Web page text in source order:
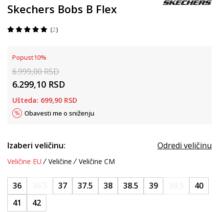
Skechers Bobs B Flex
2
Popust10%
6.999,00RSD
6.299,10 RSD
Ušteda: 699,90 RSD
Obavesti me o sniženju
Izaberi veličinu: Odredi veličinu
Veličine EU Veličine Veličine CM
36 37 37.5 38 38.5 39
40
41
42